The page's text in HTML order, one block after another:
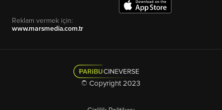
Reklam vermek için:
www.marsmedia.com.tr
© Copyright 2023